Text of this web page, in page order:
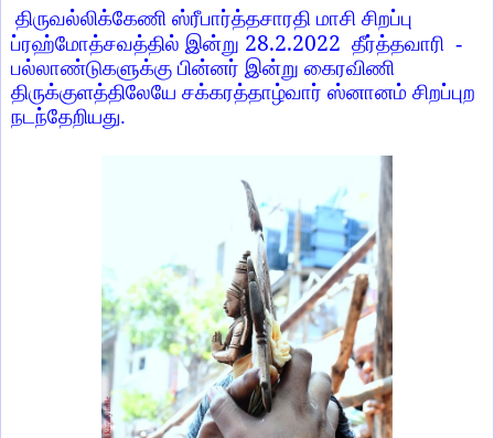
திருவல்லிக்கேணி ஸ்ரீபார்த்தசாரதி மாசி சிறப்பு
ப்ரஹ்மோத்சவத்தில் இன்று 28.2.2022 தீர்த்தவாரி -
பல்லாண்டுகளுக்கு பின்னர் இன்று கைரவிணி
திருக்குளத்திலேயே சக்கரத்தாழ்வார் ஸ்னானம் சிறப்புற
நடந்தேறியது.